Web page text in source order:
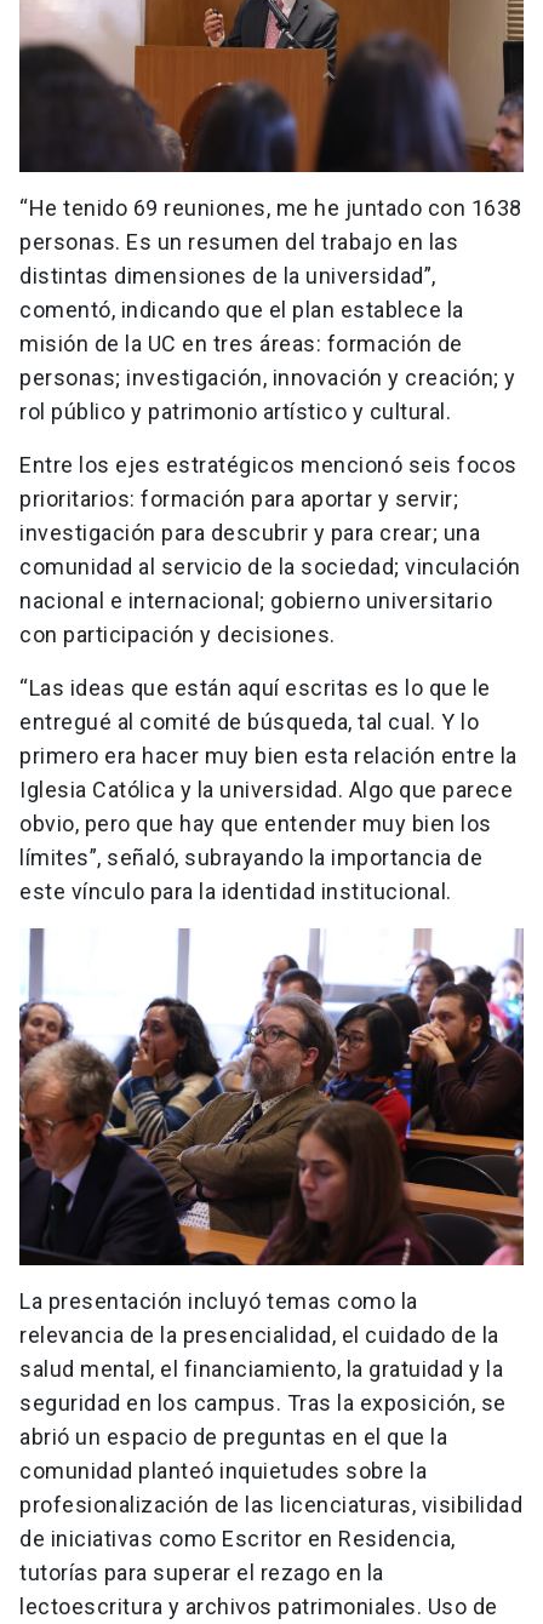
“He tenido 69 reuniones, me he juntado con 1638
personas. Es un resumen del trabajo en las
distintas dimensiones de la universidad”,
comentó, indicando que el plan establece la
misión de la UC en tres áreas: formación de
personas; investigación, innovación y creación; y
rol público y patrimonio artístico y cultural.
Entre los ejes estratégicos mencionó seis focos
prioritarios: formación para aportar y servir;
investigación para descubrir y para crear; una
comunidad al servicio de la sociedad; vinculación
nacional e internacional; gobierno universitario
con participación y decisiones.
“Las ideas que están aquí escritas es lo que le
entregué al comité de búsqueda, tal cual. Y lo
primero era hacer muy bien esta relación entre la
Iglesia Católica y la universidad. Algo que parece
obvio, pero que hay que entender muy bien los
límites”, señaló, subrayando la importancia de
este vínculo para la identidad institucional.
La presentación incluyó temas como la
relevancia de la presencialidad, el cuidado de la
salud mental, el financiamiento, la gratuidad y la
seguridad en los campus. Tras la exposición, se
abrió un espacio de preguntas en el que la
comunidad planteó inquietudes sobre la
profesionalización de las licenciaturas, visibilidad
de iniciativas como Escritor en Residencia,
tutorías para superar el rezago en la
lectoescritura y archivos patrimoniales. Uso de